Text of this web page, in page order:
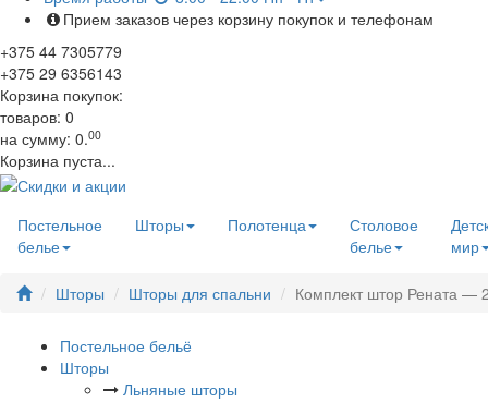
Прием заказов через корзину покупок и телефонам
+375 44 7305779
+375 29 6356143
Корзина покупок:
товаров: 0
на сумму: 0.00
Корзина пуста...
Постельное
белье
Шторы Полотенца
Столовое
белье
мир
Шторы Шторы для спальни Комплект штор Рената —
Постельное бельё
Шторы
Льняные шторы